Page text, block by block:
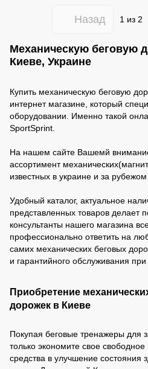
Назад 1из 2
Механическую беговую
Киеве, Украине
Купить механическую беговую
интернет магазине, который
оборудовании. Именно такой
SportSprint.
На нашем сайте Вашемй
ассортимент
известных в украине и за
Удобный каталог, актуальное
представленных товаров делает
консультанты нашего магазина
профессионально ответить на
самих механических беговых
и гарантийного обслуживания
Приобретение
дорожек в Киеве
Покупая беговые тренажеры для
только экономите свое
средства в улучшение состояния